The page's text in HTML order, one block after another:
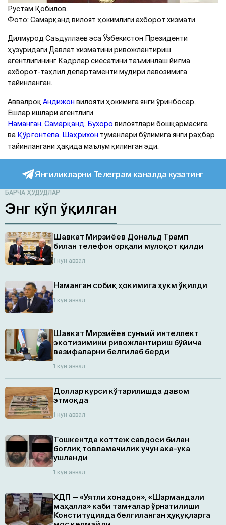
Рустам Қобилов.
Фото: Самарқанд вилоят ҳокимлиги ахборот хизмати
Дилмурод Саъдуллаев эса Ўзбекистон Президенти
ҳузуридаги Давлат хизматини ривожлантириш
агентлигининг Кадрлар сиёсатини таъминлаш йиғма
ахборот-таҳлил департаменти мудири лавозимига
тайинланган.
Аввалроқ Андижон вилояти ҳокимига янги ўринбосар,
Ёшлар ишлари агентлиги
Наманган, Самарқанд, Бухоро вилоятлари бошқармасига
ва Қўрғонтепа, Шаҳрихон туманлари бўлимига янги раҳбар
тайинлангани ҳақида маълум қилинган эди.
Янгиликларни Телеграм каналда кузатинг
БАРЧА ҲУДУДЛАР
Энг кўп ўқилган
Шавкат Мирзиёев Дональд Трамп
билан телефон орқали мулоқот қилди
1 кун аввал
Наманган собиқ ҳокимига ҳукм ўқилди
1 кун аввал
Шавкат Мирзиёев сунъий интеллект
экотизимини ривожлантириш бўйича
вазифаларни белгилаб берди
1 кун аввал
Доллар курси кўтарилишда давом
этмоқда
1 кун аввал
Тошкентда коттеж савдоси билан
боғлиқ товламачилик учун ака-ука
ушланди
1 кун аввал
ХДП — «Уятли хонадон», «Шармандали
маҳалла» каби тамғалар ўрнатилиши
Конституцияда белгиланган ҳуқуқларга